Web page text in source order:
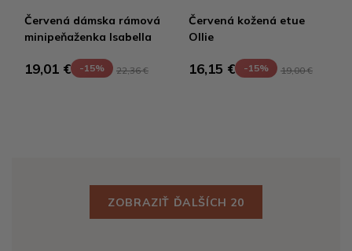
Červená dámska rámová
minipeňaženka Isabella
19,01 € -15% 22,36 €
Červená kožená etue
Ollie
16,15 € -15% 19,00 €
ZOBRAZIŤ ĎALŠÍCH 20